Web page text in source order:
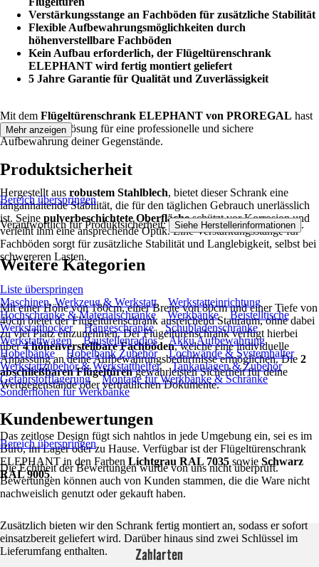
Verstärkungsstange an Fachböden für zusätzliche Stabilität
Flexible Aufbewahrungsmöglichkeiten durch
höhenverstellbare Fachböden
Kein Aufbau erforderlich, der Flügeltürenschrank
ELEPHANT wird fertig montiert geliefert
5 Jahre Garantie für Qualität und Zuverlässigkeit
Mit dem Flügeltürenschrank ELEPHANT von PROREGAL hast
Dudie ideale Lösung für eine professionelle und sichere
Aufbewahrung deiner Gegenstände.
Hergestellt aus robustem Stahlblech, bietet dieser Schrank eine
langanhaltende Stabilität, die für den täglichen Gebrauch unerlässlich
ist. Seine pulverbeschichtete Oberflächeschützt vor Korrosion und
verleiht ihm eine ansprechende Optik. Eine Verstärkungsstange für
Fachböden sorgt für zusätzliche Stabilität und Langlebigkeit, selbst bei
schwereren Lasten.
Mit einer Höhe von 180cm, einer Breite von 80cm und einer Tiefe von
40cm bietet der Flügeltürenschrank ausreichend Stauraum, ohne dabei
zu viel Platz einzunehmen. Der Flügeltürenschrank verfügt hierbei
über4 höhenverstellbare Fachböden, welche eine individuelle
Anpassung an deine Aufbewahrungsbedürfnisse ermöglichen. Die 2
abschließbaren Flügeltürengewährleisten Sicherheit für deine
Wertgegenstände oder vertraulichen Dokumente.
Das zeitlose Design fügt sich nahtlos in jede Umgebung ein, sei es im
Büro, im Lager oder zu Hause. Verfügbar ist der Flügeltürenschrank
ELEPHANT in den Farben Lichtgrau RAL 7035 sowie Schwarz
RAL 9005.
Zusätzlich bieten wir den Schrank fertig montiert an, sodass er sofort
einsatzbereit geliefert wird. Darüber hinaus sind zwei Schlüssel im
Lieferumfang enthalten.
Mehr anzeigen
Produktsicherheit
Bereich überspringen
Verantwortlich für Produktsicherheit: Siehe Herstellerinformationen .
Weitere Kategorien
Liste überspringen
Maschinen, Werkzeug & Werkstatt
Werkstatteinrichtung
Hochschränke & Materialschränke
Werkbänke
Beistelltische
Werkstatthocker
Hängeschränke
Schubladenschränke
Werkstattwagen
Baustellenradios
Akku Aufbewahrung
Hobelbänke
Hobelbank Zubehör
Lochwände & Systemhalter
Werkstattzubehör & Werkstatthelfer
Tankanlagen & Zubehör
Gefahrstofflagerung
Montage für Werkbänke & Schränke
Sonderhöhen für Werkbänke
Kundenbewertungen
Bereich überspringen
Die Echtheit der Bewertungen wurde von uns nicht überprüft.
Bewertungen können auch von Kunden stammen, die die Ware nicht
nachweislich genutzt oder gekauft haben.
Zahlarten